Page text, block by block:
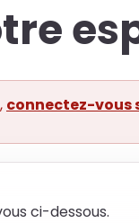
connectez-vous
ci-dessous.